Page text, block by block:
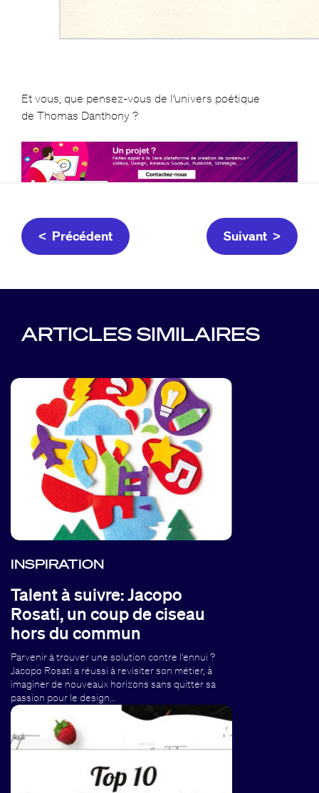
Et vous, que pensez-vous de l’univers poétique
de Thomas Danthony ?
< Précédent Suivant >
ARTICLES SIMILAIRES
INSPIRATION
Talent à suivre: Jacopo
Rosati, un coup de ciseau
hors du commun
Parvenir à trouver une solution contre l'ennui ?
Jacopo Rosati a réussi à revisiter son métier, à
imaginer de nouveaux horizons sans quitter sa
passion pour le design…